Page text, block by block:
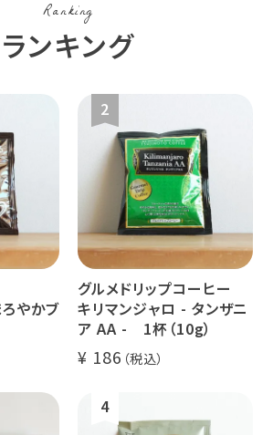
デカフェ
生活雑貨 福袋
定期便 送料無料
グァテマラ
ホンジュラ
ス
Ranking
ランキング
やかブ
グルメドリップコーヒー
キリマンジャロ - タンザニ
ア AA - 1杯（10g）
186